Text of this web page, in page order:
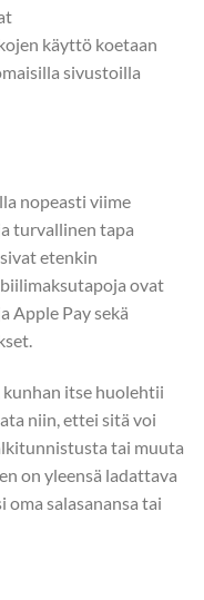
käyttö koetaan
sivustoilla
nopeasti viime
turvallinen tapa
etenkin
ovat
Apple Pay sekä
itse huolehtii
niin, ettei sitä voi
tai muuta
on yleensä ladattava
oma salasanansa tai